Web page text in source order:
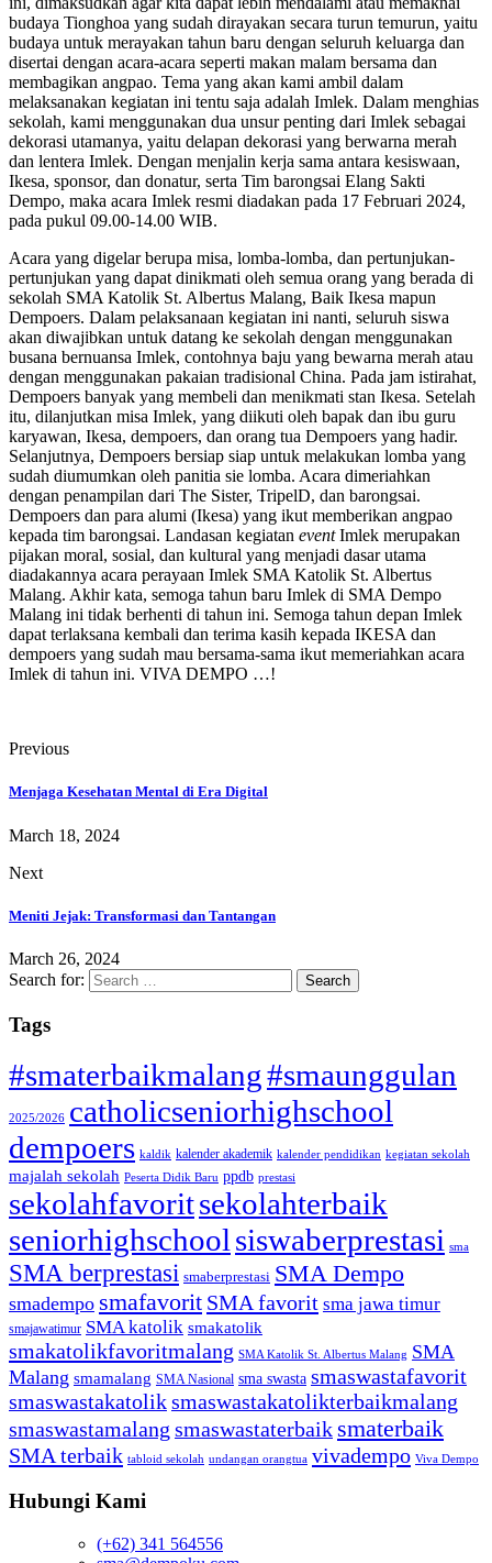
budaya Tionghoa yang sudah dirayakan secara turun temurun, yaitu
budaya untuk merayakan tahun baru dengan seluruh keluarga dan
disertai dengan acara-acara seperti makan malam bersama dan
membagikan angpao. Tema yang akan kami ambil dalam
melaksanakan kegiatan ini tentu saja adalah Imlek. Dalam menghias
sekolah, kami menggunakan dua unsur penting dari Imlek sebagai
dekorasi utamanya, yaitu delapan dekorasi yang berwarna merah
dan lentera Imlek. Dengan menjalin kerja sama antara kesiswaan,
Ikesa, sponsor, dan donatur, serta Tim barongsai Elang Sakti
Dempo, maka acara Imlek resmi diadakan pada 17 Februari 2024,
pada pukul 09.00-14.00 WIB.
Acara yang digelar berupa misa, lomba-lomba, dan pertunjukan-
pertunjukan yang dapat dinikmati oleh semua orang yang berada di
sekolah SMA Katolik St. Albertus Malang, Baik Ikesa mapun
Dempoers. Dalam pelaksanaan kegiatan ini nanti, seluruh siswa
akan diwajibkan untuk datang ke sekolah dengan menggunakan
busana bernuansa Imlek, contohnya baju yang bewarna merah atau
dengan menggunakan pakaian tradisional China. Pada jam istirahat,
Dempoers banyak yang membeli dan menikmati stan Ikesa. Setelah
itu, dilanjutkan misa Imlek, yang diikuti oleh bapak dan ibu guru
karyawan, Ikesa, dempoers, dan orang tua Dempoers yang hadir.
Selanjutnya, Dempoers bersiap siap untuk melakukan lomba yang
sudah diumumkan oleh panitia sie lomba. Acara dimeriahkan
dengan penampilan dari The Sister, TripelD, dan barongsai.
Dempoers dan para alumi (Ikesa) yang ikut memberikan angpao
kepada tim barongsai. Landasan kegiatan eventImlek merupakan
pijakan moral, sosial, dan kultural yang menjadi dasar utama
diadakannya acara perayaan Imlek SMA Katolik St. Albertus
Malang. Akhir kata, semoga tahun baru Imlek di SMA Dempo
Malang ini tidak berhenti di tahun ini. Semoga tahun depan Imlek
dapat terlaksana kembali dan terima kasih kepada IKESA dan
dempoers yang sudah mau bersama-sama ikut memeriahkan acara
Imlek di tahun ini. VIVA DEMPO …!
Previous
Menjaga Kesehatan Mental di Era Digital
March 18, 2024
Next
Meniti Jejak: Transformasi dan Tantangan
March 26, 2024
Search for:
Tags
#smaterbaikmalang#smaunggulan
2025/2026 catholicseniorhighschool
dempoers kaldik kalender akademik kalender pendidikan kegiatan sekolah
majalah sekolah Peserta Didik Baru ppdb prestasi
sekolahfavoritsekolahterbaik
seniorhighschool siswaberprestasi sma
SMA berprestasi smaberprestasi SMA Dempo
smadempo smafavorit SMA favorit sma jawa timur
smajawatimur SMA katolik smakatolik
smakatolikfavoritmalang SMA Katolik St. Albertus Malang SMA
Malang smamalang SMA Nasional sma swasta smaswastafavorit
smaswastakatoliksmaswastakatolikterbaikmalang
smaswastamalang smaswastaterbaik smaterbaik
SMA terbaik tabloid sekolah undangan orangtua vivadempo Viva Dempo
Hubungi Kami
(+62) 341 564556